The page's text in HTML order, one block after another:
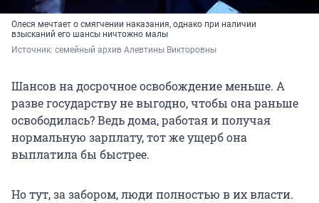
Олеся мечтает о смягчении наказания, однако при наличии
взысканий его шансы ничтожно малы
Источник: семейный архив Алевтины Викторовны
Шансов на досрочное освобождение меньше. А
разве государству не выгодно, чтобы она раньше
освободилась? Ведь дома, работая и получая
нормальную зарплату, тот же ущерб она
выплатила бы быстрее.
Но тут, за забором, люди полностью в их власти.